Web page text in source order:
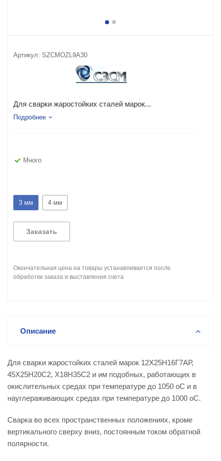
Артикул: SZCMOZL9A30
Для сварки жаростойких сталей марок...
Подробнее
Много
3 мм 4 мм
Заказать
Окончательная цена на товары устанавливается после
обработки заказа и выставления счета
Описание
Для сварки жаростойких сталей марок 12Х25Н16Г7АР,
45Х25Н20С2, Х18Н35С2 и им подобных, работающих в
окислительных средах при температуре до 1050 оС и в
науглераживающих средах при температуре до 1000 оС.
Сварка во всех пространственных положениях, кроме
вертикального сверху вниз, постоянным током обратной
полярности.